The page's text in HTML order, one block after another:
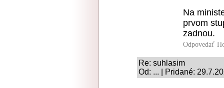
Na
prvom
zadnou.
Odpovedať
Re: suhlasim
Od: ... | Pridané: